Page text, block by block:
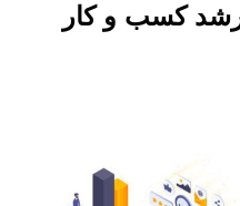
کسب و کار